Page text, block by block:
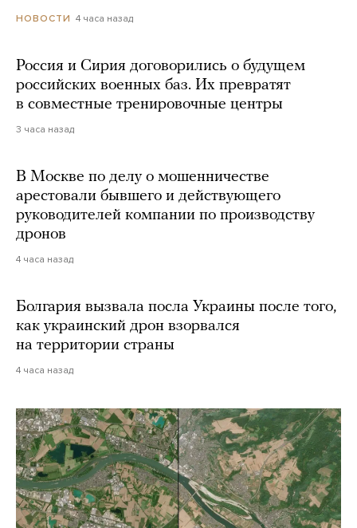
НОВОСТИ 4 часа назад
Россия и Сирия договорились о будущем
российских военных баз. Их превратят
в совместные тренировочные центры
3 часа назад
В Москве по делу о мошенничестве
арестовали бывшего и действующего
руководителей компании по производству
дронов
4 часа назад
Болгария вызвала посла Украины после того,
как украинский дрон взорвался
на территории страны
4 часа назад